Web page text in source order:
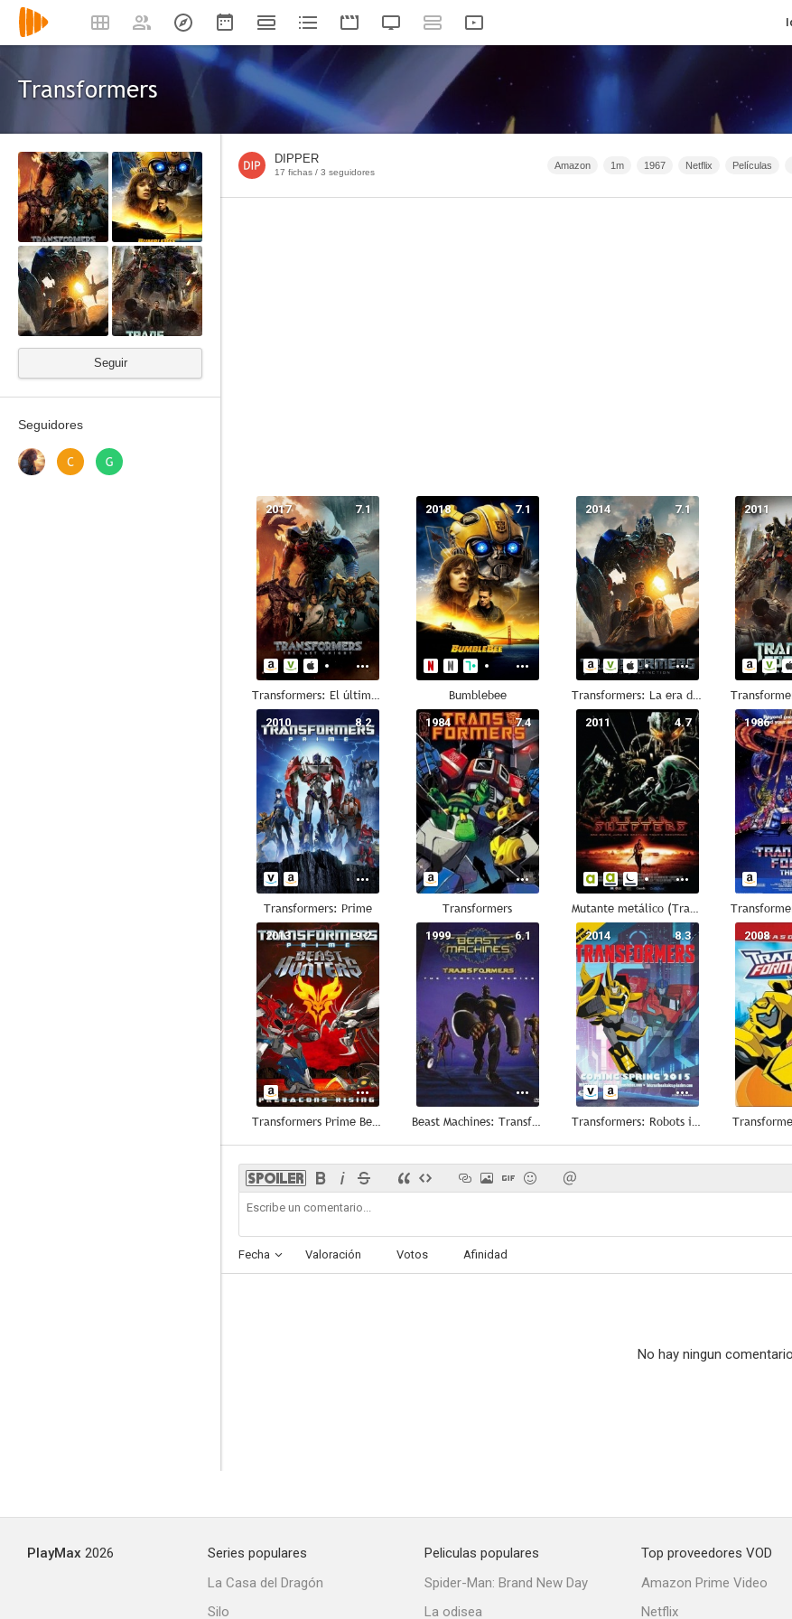
Transformers
Seguir
Seguidores
DIPPER
17 fichas / 3 seguidores
Películas
Netflix
1967
1m
Amazon
7.1
2017
Transformers: El último caballero
7.1
2018
Bumblebee
7.1
2014
Transformers: La era de la extinción
2011
8.2
2010
Transformers: Prime
7.4
1984
Transformers
4.7
2011
Mutante metálico (Transmorfers)
1986
9.2
2013
Transformers Prime Beast Hunters: Predacons Rising
6.1
1999
Beast Machines: Transformers
8.3
2014
Transformers: Robots in Disguise
2008
Fecha Valoración Votos Afinidad
No hay ningun
PlayMax 2026
Series populares
La Casa del Dragón
Silo
Peliculas populares
Spider-Man: Brand New Day
La odisea
Top proveedores VOD
Amazon Prime Video
Netflix